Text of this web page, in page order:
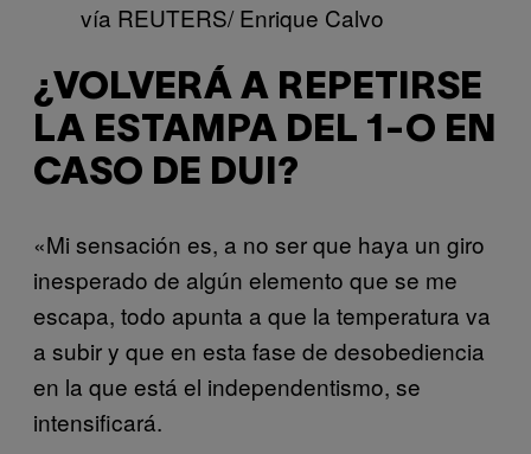
vía REUTERS/ Enrique Calvo
¿VOLVERÁ A REPETIRSE
LA ESTAMPA DEL 1-O EN
CASO DE DUI?
«Mi sensación es, a no ser que haya un giro
inesperado de algún elemento que se me
escapa, todo apunta a que la temperatura va
a subir y que en esta fase de desobediencia
en la que está el independentismo, se
intensificará.